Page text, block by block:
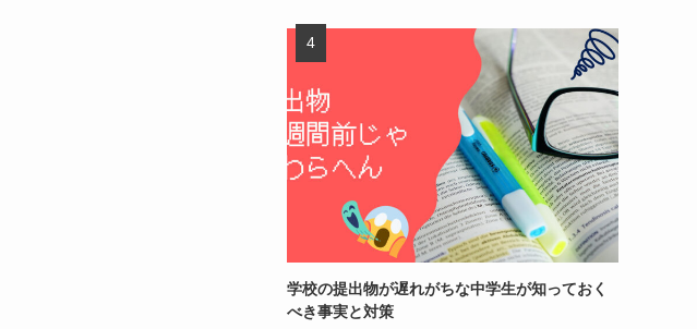
学校の提出物が遅れがちな中学生が知っておく
べき事実と対策